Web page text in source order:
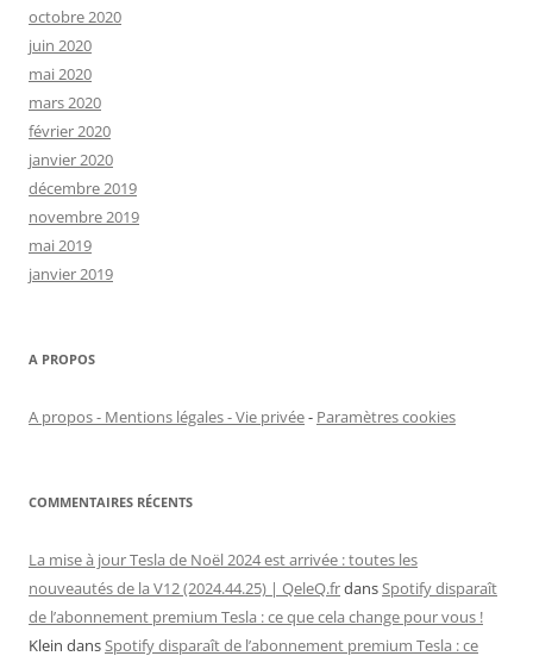
octobre 2020
juin 2020
mai 2020
mars 2020
février 2020
janvier 2020
décembre 2019
novembre 2019
mai 2019
janvier 2019
A PROPOS
A propos - Mentions légales - Vie privée- Paramètres cookies
COMMENTAIRES RÉCENTS
La mise à jour Tesla de Noël 2024 est arrivée : toutes les
nouveautés de la V12 (2024.44.25) | QeleQ.frdansSpotify disparaît
de l’abonnement premium Tesla : ce que cela change pour vous !
Klein dansSpotify disparaît de l’abonnement premium Tesla : ce